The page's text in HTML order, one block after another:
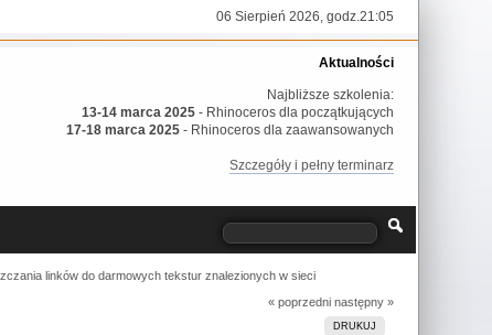
06 Sierpień 2026, godz.21:05
Aktualności
Najbliższe szkolenia:
13-14 marca 2025 - Rhinoceros dla początkujących
17-18 marca 2025 - Rhinoceros dla zaawansowanych
Szczegóły i pełny terminarz
linków do darmowych tekstur znalezionych w sieci
« poprzedni następny »
DRUKUJ